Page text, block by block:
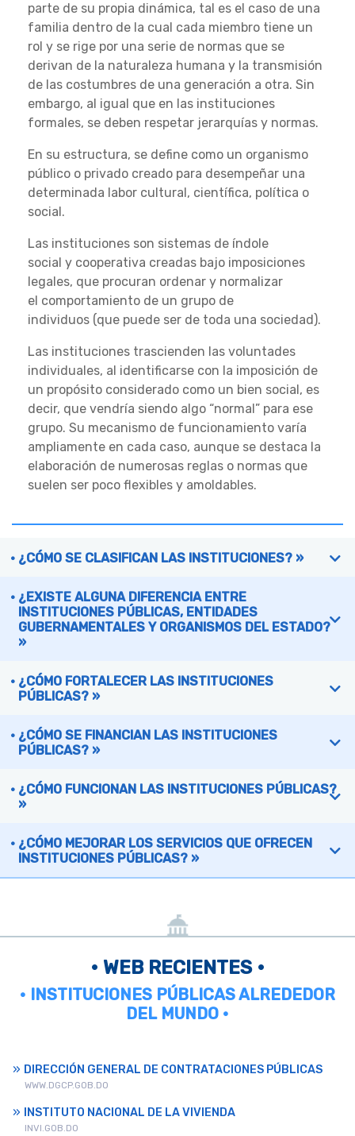
parte de su propia dinámica, tal es el caso de una
familia dentro de la cual cada miembro tiene un
rol y se rige por una serie de normas que se
derivan de la naturaleza humana y la transmisión
de las costumbres de una generación a otra. Sin
embargo, al igual que en las instituciones
formales, se deben respetar jerarquías y normas.
En su estructura, se define como un organismo
público o privado creado para desempeñar una
determinada labor cultural, científica, política o
social.
Las instituciones son sistemas de índole
social y cooperativa creadas bajo imposiciones
legales, que procuran ordenar y normalizar
el comportamiento de un grupo de
individuos (que puede ser de toda una sociedad).
Las instituciones trascienden las voluntades
individuales, al identificarse con la imposición de
un propósito considerado como un bien social, es
decir, que vendría siendo algo “normal” para ese
grupo. Su mecanismo de funcionamiento varía
ampliamente en cada caso, aunque se destaca la
elaboración de numerosas reglas o normas que
suelen ser poco flexibles y amoldables.
¿CÓMO SE CLASIFICAN LAS INSTITUCIONES? »
¿EXISTE ALGUNA DIFERENCIA ENTRE
INSTITUCIONES PÚBLICAS, ENTIDADES
GUBERNAMENTALES Y ORGANISMOS DEL ESTADO?
»
¿CÓMO FORTALECER LAS INSTITUCIONES
PÚBLICAS? »
¿CÓMO SE FINANCIAN LAS INSTITUCIONES
PÚBLICAS? »
¿CÓMO FUNCIONAN LAS INSTITUCIONES PÚBLICAS?
»
¿CÓMO MEJORAR LOS SERVICIOS QUE OFRECEN
INSTITUCIONES PÚBLICAS? »
• WEB RECIENTES •
• INSTITUCIONES PÚBLICAS ALREDEDOR
DEL MUNDO •
DIRECCIÓN GENERAL DE CONTRATACIONES PÚBLICAS
WWW.DGCP.GOB.DO
INSTITUTO NACIONAL DE LA VIVIENDA
INVI.GOB.DO